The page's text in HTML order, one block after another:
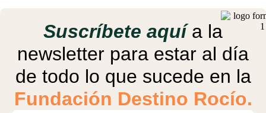
Suscríbete aquía la
newsletter para estar al día
de todo lo que sucede en la
Fundación Destino Rocío.